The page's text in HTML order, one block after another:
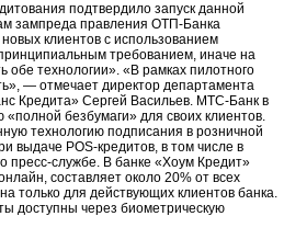
подтвердило запуск данной
зампреда правления ОТП-Банка
клиентов с использованием
требованием, иначе на
технологии». «В рамках пилотного
— отмечает директор департамента
Кредита» Сергей Васильев. МТС-Банк в
безбумаги» для своих клиентов.
технологию подписания в розничной
выдаче POS-кредитов, в том числе в
пресс-службе. В банке «Хоум Кредит»
составляет около 20% от всех
только для действующих клиентов банка.
доступны через биометрическую